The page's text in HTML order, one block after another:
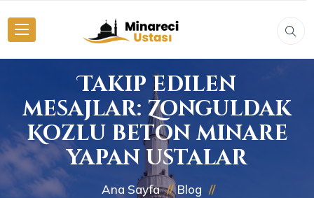
Takip edilen
mesajlar: Zonguldak
Kozlu beton minare
yapan ustalar
Ana Sayfa Blog